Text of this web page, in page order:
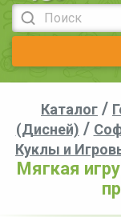
Каталог /
(Дисней) /
Куклы и
Мягкая